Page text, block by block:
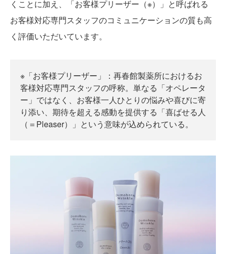
くことに加え、「お客様プリーザー（※）」と呼ばれる
お客様対応専門スタッフのコミュニケーションの質も高
く評価いただいています。
※「お客様プリーザー」：再春館製薬所におけるお
客様対応専門スタッフの呼称。単なる「オペレータ
ー」ではなく、お客様一人ひとりの悩みや喜びに寄
り添い、期待を超える感動を提供する「喜ばせる人
（＝Pleaser）」という意味が込められている。